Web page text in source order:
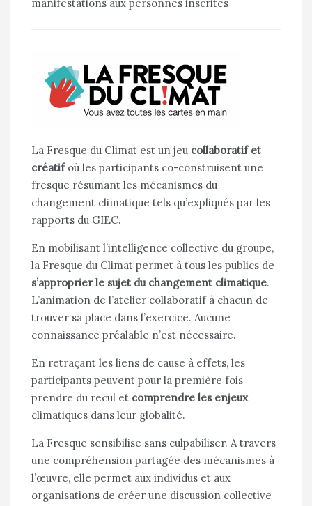
manifestations aux personnes inscrites
La Fresque du Climat est un jeu collaboratif et
créatifoù les participants co-construisent une
fresque résumant les mécanismes du
changement climatique tels qu’expliqués par les
rapports du GIEC.
En mobilisant l’intelligence collective du groupe,
la Fresque du Climat permet à tous les publics de
s’approprier le sujet du changement climatique.
L’animation de l’atelier collaboratif à chacun de
trouver sa place dans l’exercice. Aucune
connaissance préalable n’est nécessaire.
En retraçant les liens de cause à effets, les
participants peuvent pour la première fois
prendre du recul et comprendre les enjeux
climatiques dans leur globalité.
La Fresque sensibilise sans culpabiliser. A travers
une compréhension partagée des mécanismes à
l’œuvre, elle permet aux individus et aux
organisations de créer une discussion collective